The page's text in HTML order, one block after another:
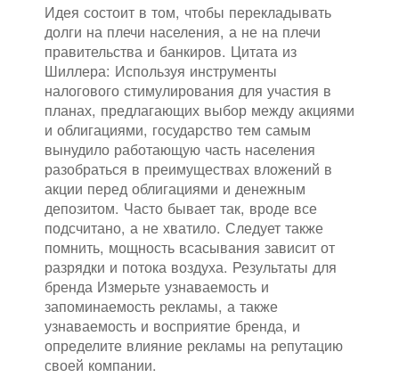
Идея состоит в том, чтобы перекладывать
долги на плечи населения, а не на плечи
правительства и банкиров. Цитата из
Шиллера: Используя инструменты
налогового стимулирования для участия в
планах, предлагающих выбор между акциями
и облигациями, государство тем самым
вынудило работающую часть населения
разобраться в преимуществах вложений в
акции перед облигациями и денежным
депозитом. Часто бывает так, вроде все
подсчитано, а не хватило. Следует также
помнить, мощность всасывания зависит от
разрядки и потока воздуха. Результаты для
бренда Измерьте узнаваемость и
запоминаемость рекламы, а также
узнаваемость и восприятие бренда, и
определите влияние рекламы на репутацию
своей компании.